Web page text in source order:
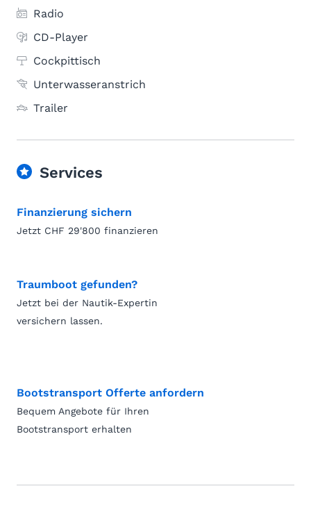
Radio
CD-Player
Cockpittisch
Unterwasseranstrich
Trailer
Services
Finanzierung sichern
Jetzt CHF 29'800 finanzieren
Traumboot gefunden?
Jetzt bei der Nautik-Expertin
versichern lassen.
Bootstransport Offerte anfordern
Bequem Angebote für Ihren
Bootstransport erhalten